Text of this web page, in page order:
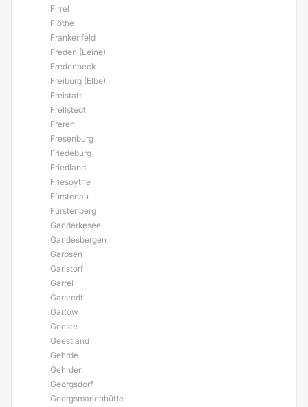
Firrel
Flöthe
Frankenfeld
Freden (Leine)
Fredenbeck
Freiburg (Elbe)
Freistatt
Frellstedt
Freren
Fresenburg
Friedeburg
Friedland
Friesoythe
Fürstenau
Fürstenberg
Ganderkesee
Gandesbergen
Garbsen
Garlstorf
Garrel
Garstedt
Gartow
Geeste
Geestland
Gehrde
Gehrden
Georgsdorf
Georgsmarienhütte